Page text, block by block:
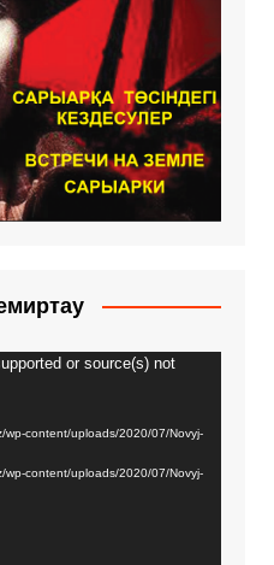
or source(s) not
wp-content/uploads/2020/07/Novyj-
wp-content/uploads/2020/07/Novyj-